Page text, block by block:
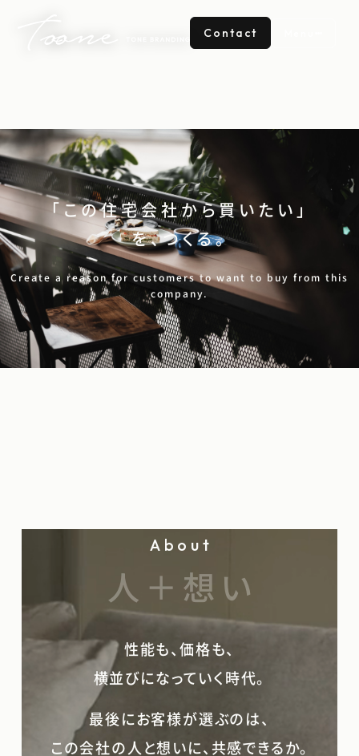
Contact
「この住宅会社から買いたい」
を、つくる。
Create a reason for customers to want to buy from this
company.
About
人＋想い
性能も、価格も、
横並びになっていく時代。
最後にお客様が選ぶのは、
この会社の人と想いに、共感できるか。